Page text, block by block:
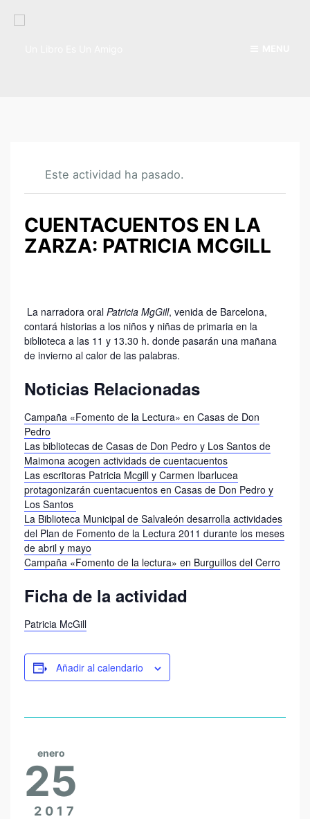
Este actividad ha pasado.
CUENTACUENTOS EN LA
ZARZA: PATRICIA MCGILL
La narradora oral Patricia MgGill, venida de Barcelona,
contará historias a los niños y niñas de primaria en la
biblioteca a las 11 y 13.30 h. donde pasarán una mañana
de invierno al calor de las palabras.
Noticias Relacionadas
Campaña «Fomento de la Lectura» en Casas de Don
Pedro
Las bibliotecas de Casas de Don Pedro y Los Santos de
Maimona acogen actividads de cuentacuentos
Las escritoras Patricia Mcgill y Carmen Ibarlucea
protagonizarán cuentacuentos en Casas de Don Pedro y
Los Santos
La Biblioteca Municipal de Salvaleón desarrolla actividades
del Plan de Fomento de la Lectura 2011 durante los meses
de abril y mayo
Campaña «Fomento de la lectura» en Burguillos del Cerro
Ficha de la actividad
Patricia McGill
Añadir al calendario
enero
25
2017